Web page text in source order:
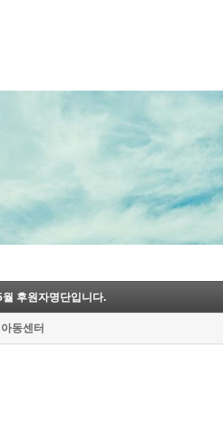
후원자명단입니다.
동센터